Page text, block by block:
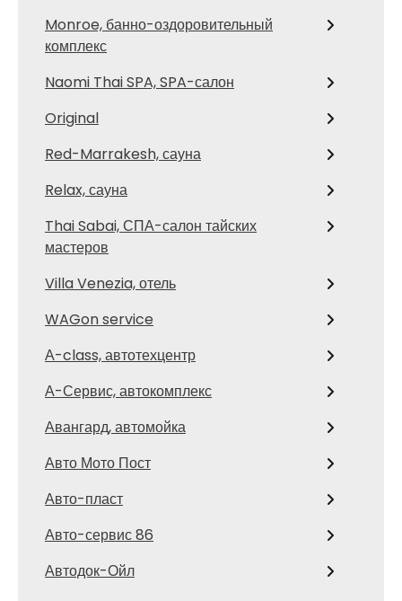
Monroe, банно-оздоровительный
комплекс
Naomi Thai SPA, SPA-салон
Original
Red-Marrakesh, сауна
Relax, сауна
Thai Sabai, СПА-салон тайских
мастеров
Villa Venezia, отель
WAGon service
А-class, автотехцентр
А-Сервис, автокомплекс
Авангард, автомойка
Авто Мото Пост
Авто-пласт
Авто-сервис 86
Автодок-Ойл